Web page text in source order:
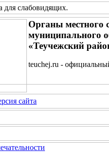
для слабовидящих.
Органы местного
муниципального
«Теучежский
teuchej.ru -
сайта